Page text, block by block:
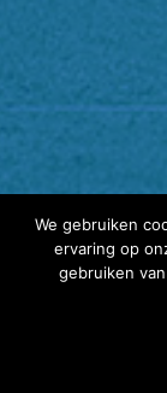
We gebruiken
ervaring op
gebruiken